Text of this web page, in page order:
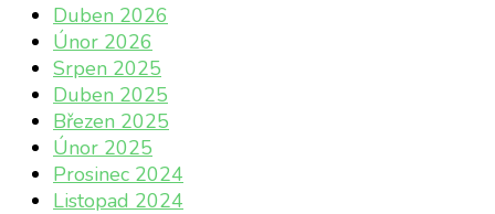
Duben 2026
Únor 2026
Srpen 2025
Duben 2025
Březen 2025
Únor 2025
Prosinec 2024
Listopad 2024